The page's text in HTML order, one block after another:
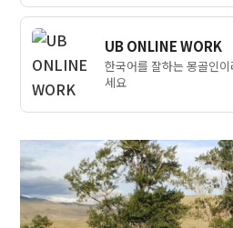
UB ONLINE WORK
한국어를 잘하는 몽골인
세요